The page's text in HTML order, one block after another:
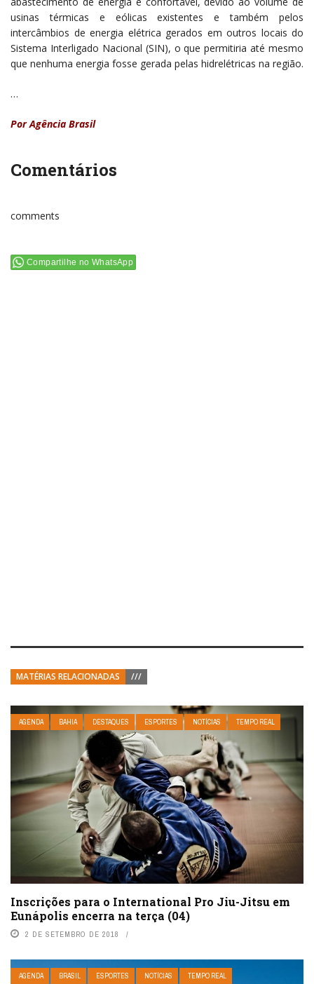
usinas térmicas e eólicas existentes e também pelos
intercâmbios de energia elétrica gerados em outros locais do
Sistema Interligado Nacional (SIN), o que permitiria até mesmo
que nenhuma energia fosse gerada pelas hidrelétricas na região.
…
Por Agência Brasil
Comentários
comments
Compartilhe no WhatsApp
MATÉRIAS RELACIONADAS ///
AGENDA BAHIA DESTAQUES ESPORTES NOTÍCIAS TEMPO REAL
Inscrições para o International Pro Jiu-Jitsu em
Eunápolis encerra na terça (04)
2 DE SETEMBRO DE 2018
AGENDA BRASIL ESPORTES NOTÍCIAS TEMPO REAL